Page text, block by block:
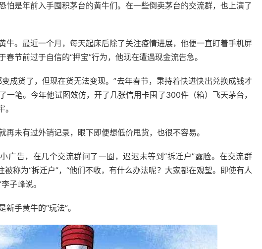
怕是年前入手囤积茅台的黄牛们。在一些倒卖茅台的交流群，也上演了
牛。最近一个月，每天起床后除了关注疫情进展，他便一直盯着手机屏
节前过于自信的“押宝”行为，他现在遭遇现金流告急。
成货了，但现在货无法变现。”去年春节，秉持着快进快出兑换成钱才
一笔。今年他试图效仿，开了几张信用卡囤了300件（箱）飞天茅台，
再未有过外销记录，眼下即便想低价甩货，也很不容易。
广告，在几个交流群问了一圈，迟迟未等到“拆迁户”露脸。在交流群
被称为“拆迁户”，“他们不收，有什么办法呢？大家都在观望。即使有人
子峰说。
手黄牛的“玩法”。